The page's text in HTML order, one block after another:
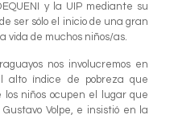
y la UIP mediante su
ser sólo el inicio de una gran
vida de muchos niños/as.
nos involucremos en
alto índice de pobreza que
niños ocupen el lugar que
Gustavo Volpe, e insistió en la